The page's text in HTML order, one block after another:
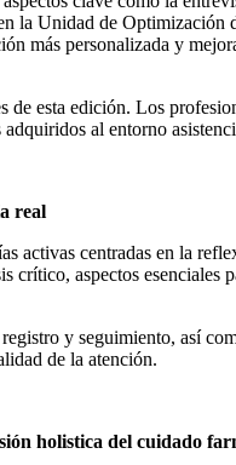
la Unidad de
más personalizada y
de esta edición. Los
al entorno
real
activas centradas en la
crítico, aspectos
y seguimiento, así
de la atención.
holistica del cuidado